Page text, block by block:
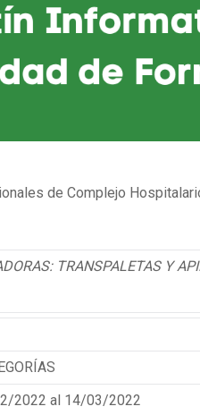
de Complejo
TRANSPALETAS Y
2022 al 14/03/2022